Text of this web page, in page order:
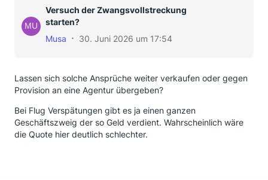
Versuch der Zwangsvollstreckung
starten?
Musa
30. Juni 2026 um 17:54
Lassen sich solche Ansprüche weiter verkaufen oder gegen
Provision an eine Agentur übergeben?
Bei Flug Verspätungen gibt es ja einen ganzen
Geschäftszweig der so Geld verdient. Wahrscheinlich wäre
die Quote hier deutlich schlechter.